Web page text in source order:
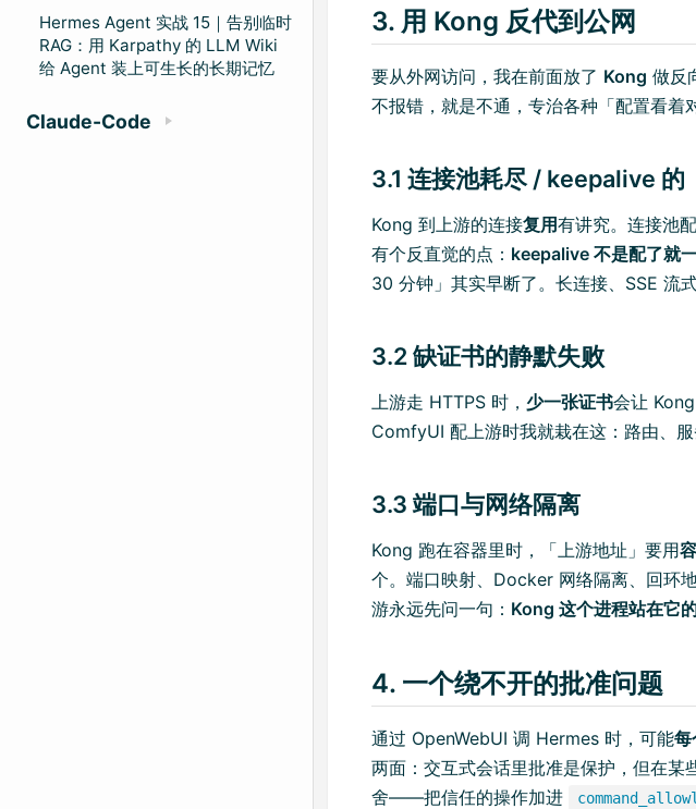
Hermes Agent 实战 15｜告别临时
RAG：用 Karpathy 的 LLM Wiki
给 Agent 装上可生长的长期记忆
Claude-Code
3. 用 Kong 反代到公网
要从外网访问，我在前面放了 Kong 做反
不报错，就是不通，专治各种「配置看着
3.1 连接池耗尽 / keepalive 的
Kong 到上游的连接复用有讲究。连接池
有个反直觉的点： keepalive 不是配了就
30 分钟」其实早断了。长连接、SSE 流
3.2 缺证书的静默失败
上游走 HTTPS 时， 少一张证书会让
ComfyUI 配上游时我就栽在这：路由、
3.3 端口与网络隔离
Kong 跑在容器里时，「上游地址」要用
个。端口映射、Docker 网络隔离、回环
游永远先问一句： Kong 这个进程站在它
4. 一个绕不开的批准问题
通过 OpenWebUI 调 Hermes 时，可能每
两面：交互式会话里批准是保护，但在
舍——把信任的操作加进